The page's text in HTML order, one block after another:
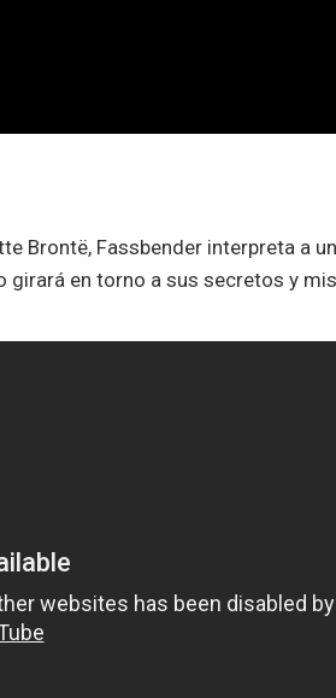
Brontë, Fassbender interpreta a
girará en torno a sus secretos y